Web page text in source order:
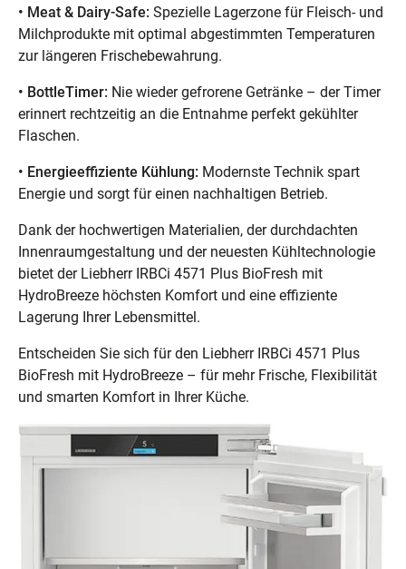
• Meat & Dairy-Safe: Spezielle Lagerzone für Fleisch- und
Milchprodukte mit optimal abgestimmten Temperaturen
zur längeren Frischebewahrung.
• BottleTimer: Nie wieder gefrorene Getränke – der Timer
erinnert rechtzeitig an die Entnahme perfekt gekühlter
Flaschen.
• Energieeffiziente Kühlung: Modernste Technik spart
Energie und sorgt für einen nachhaltigen Betrieb.
Dank der hochwertigen Materialien, der durchdachten
Innenraumgestaltung und der neuesten Kühltechnologie
bietet der Liebherr IRBCi 4571 Plus BioFresh mit
HydroBreeze höchsten Komfort und eine effiziente
Lagerung Ihrer Lebensmittel.
Entscheiden Sie sich für den Liebherr IRBCi 4571 Plus
BioFresh mit HydroBreeze – für mehr Frische, Flexibilität
und smarten Komfort in Ihrer Küche.